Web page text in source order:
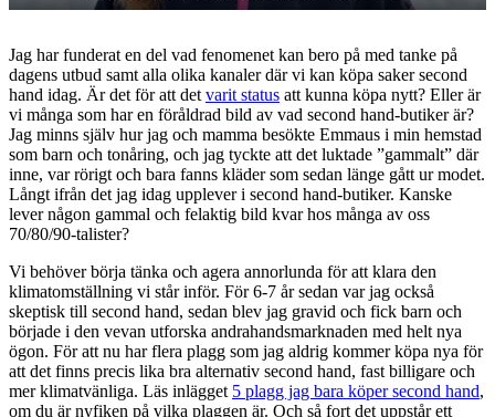
Jag har funderat en del vad fenomenet kan bero på med tanke på
dagens utbud samt alla olika kanaler där vi kan köpa saker second
hand idag. Är det för att det varit status att kunna köpa nytt? Eller är
vi många som har en föråldrad bild av vad second hand-butiker är?
Jag minns själv hur jag och mamma besökte Emmaus i min hemstad
som barn och tonåring, och jag tyckte att det luktade ”gammalt” där
inne, var rörigt och bara fanns kläder som sedan länge gått ur modet.
Långt ifrån det jag idag upplever i second hand-butiker. Kanske
lever någon gammal och felaktig bild kvar hos många av oss
70/80/90-talister?
Vi behöver börja tänka och agera annorlunda för att klara den
klimatomställning vi står inför. För 6-7 år sedan var jag också
skeptisk till second hand, sedan blev jag gravid och fick barn och
började i den vevan utforska andrahandsmarknaden med helt nya
ögon. För att nu har flera plagg som jag aldrig kommer köpa nya för
att det finns precis lika bra alternativ second hand, fast billigare och
mer klimatvänliga. Läs inlägget 5 plagg jag bara köper second hand,
om du är nyfiken på vilka plaggen är. Och så fort det uppstår ett